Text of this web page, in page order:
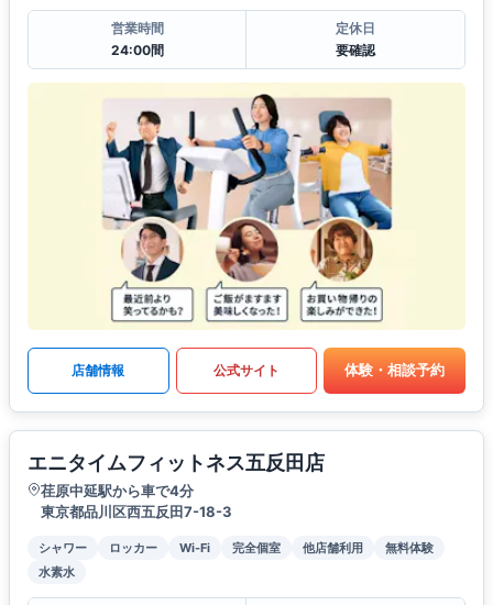
営業時間
24:00間
定休日
要確認
店舗情報 公式サイト 体験・相談予約
エニタイムフィットネス五反田店
荏原中延駅から車で4分
東京都品川区西五反田7-18-3
シャワー ロッカー Wi-Fi 完全個室 他店舗利用
無料体験
水素水